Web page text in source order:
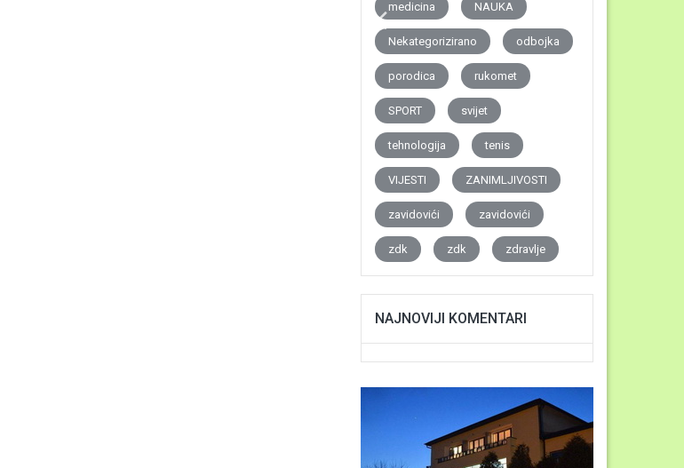
medicina NAUKA
Nekategorizirano odbojka
porodica rukomet
SPORT svijet
tehnologija tenis
VIJESTI ZANIMLJIVOSTI
zavidovići zavidovići
zdk zdk zdravlje
NAJNOVIJI KOMENTARI